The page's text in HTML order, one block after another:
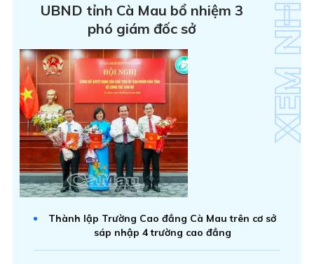
UBND tỉnh Cà Mau bổ nhiệm 3
phó giám đốc sở
Thành lập Trường Cao đẳng Cà Mau trên cơ sở
sáp nhập 4 trường cao đẳng